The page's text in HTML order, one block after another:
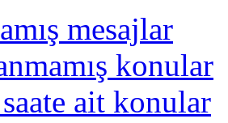
mesajlar
konular
ait konular